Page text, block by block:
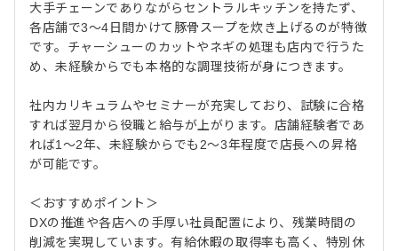
大手チェーンでありながらセントラルキッチンを持たず、
各店舗で3〜4日間かけて豚骨スープを炊き上げるのが特徴
です。チャーシューのカットやネギの処理も店内で行うた
め、未経験からでも本格的な調理技術が身につきます。
社内カリキュラムやセミナーが充実しており、試験に合格
すれば翌月から役職と給与が上がります。店舗経験者であ
れば1〜2年、未経験からでも2〜3年程度で店長への昇格
が可能です。
＜おすすめポイント＞
DXの推進や各店への手厚い社員配置により、残業時間の
削減を実現しています。有給休暇の取得率も高く、特別休